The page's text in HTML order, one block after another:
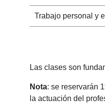
Trabajo personal y
Las clases son
Nota: se reservarán
la actuación del